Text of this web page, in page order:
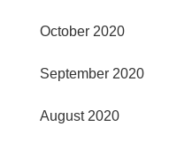
October 2020
September 2020
August 2020